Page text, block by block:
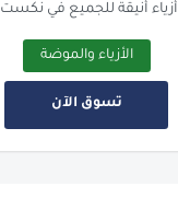
أزياء أنيقة للجميع في نكست.
الأزياء والموضة
تسوق الآن